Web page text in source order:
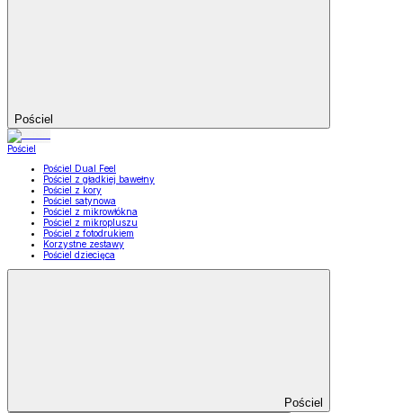
Pościel
Pościel
Pościel Dual Feel
Pościel z gładkiej bawełny
Pościel z kory
Pościel satynowa
Pościel z mikrowłókna
Pościel z mikropluszu
Pościel z fotodrukiem
Korzystne zestawy
Pościel dziecięca
Pościel